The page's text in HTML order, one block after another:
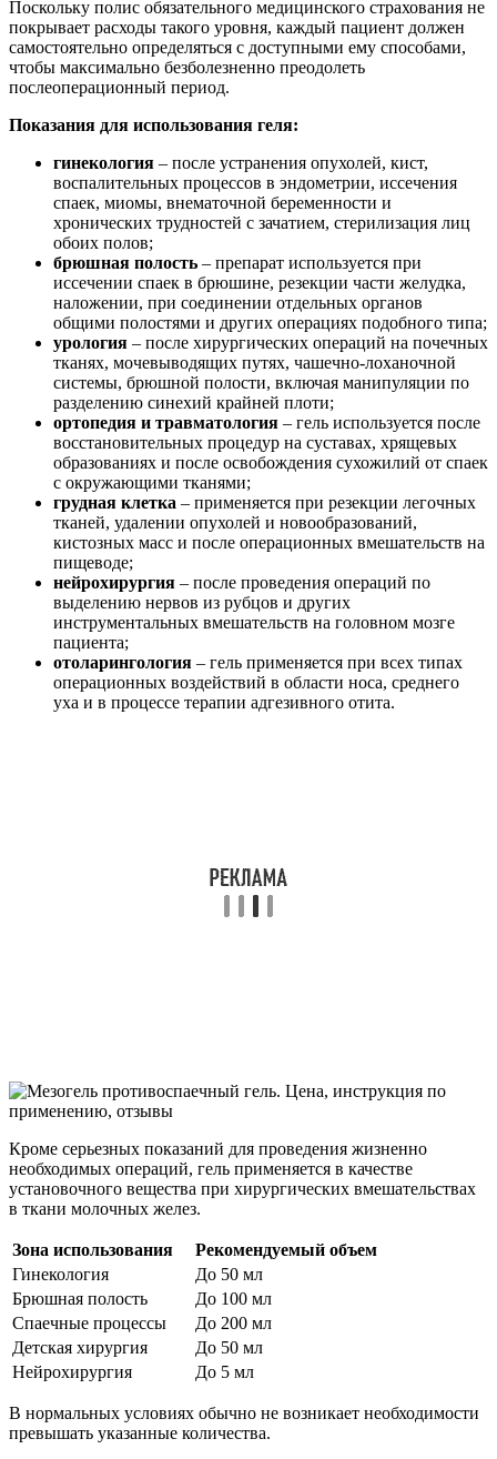
Поскольку полис обязательного медицинского страхования не
покрывает расходы такого уровня, каждый пациент должен
самостоятельно определяться с доступными ему способами,
чтобы максимально безболезненно преодолеть
послеоперационный период.
Показания для использования геля:
гинекология – после устранения опухолей, кист,
воспалительных процессов в эндометрии, иссечения
спаек, миомы, внематочной беременности и
хронических трудностей с зачатием, стерилизация лиц
обоих полов;
брюшная полость – препарат используется при
иссечении спаек в брюшине, резекции части желудка,
наложении, при соединении отдельных органов
общими полостями и других операциях подобного типа;
урология – после хирургических операций на почечных
тканях, мочевыводящих путях, чашечно-лоханочной
системы, брюшной полости, включая манипуляции по
разделению синехий крайней плоти;
ортопедия и травматология – гель используется после
восстановительных процедур на суставах, хрящевых
образованиях и после освобождения сухожилий от спаек
с окружающими тканями;
грудная клетка – применяется при резекции легочных
тканей, удалении опухолей и новообразований,
кистозных масс и после операционных вмешательств на
пищеводе;
нейрохирургия – после проведения операций по
выделению нервов из рубцов и других
инструментальных вмешательств на головном мозге
пациента;
отоларингология – гель применяется при всех типах
операционных воздействий в области носа, среднего
уха и в процессе терапии адгезивного отита.
Кроме серьезных показаний для проведения жизненно
необходимых операций, гель применяется в качестве
установочного вещества при хирургических вмешательствах
в ткани молочных желез.
Зона использования
Рекомендуемый объем
Гинекология
До 50 мл
Брюшная полость
До 100 мл
Спаечные процессы
До 200 мл
Детская хирургия
До 50 мл
Нейрохирургия
До 5 мл
В нормальных условиях обычно не возникает необходимости
превышать указанные количества.